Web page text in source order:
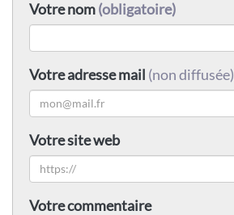
Votre nom(obligatoire)
Votre adresse mail (non diffusée)
Votre site web
Votre commentaire